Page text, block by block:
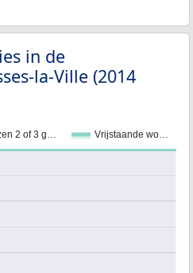
in de
la-Ville (2014
2 of 3 g… Vrijstaande wo…